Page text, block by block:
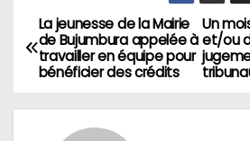
Navigation
de
l’article
Un
et/ou
La jeunesse de la Mairie
de Bujumbura appelée à
travailler en équipe pour
bénéficier des crédits